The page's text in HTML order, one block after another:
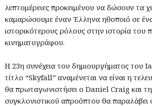
λεπτομέρειες προκειμένου να δώσουν τα
καμαρώσουμε έναν Έλληνα ηθοποιό σε
ιστορικότερους ρόλους στην ιστορία του
κινηματογράφου.
Η 23η συνέχεια του δημιουργήματος του
τίτλο “Skyfall” αναμένεται να είναι η
θα πρωταγωνιστήσει ο Daniel Craig και
συγκλονιστικού απροόπτου θα παραλάβει